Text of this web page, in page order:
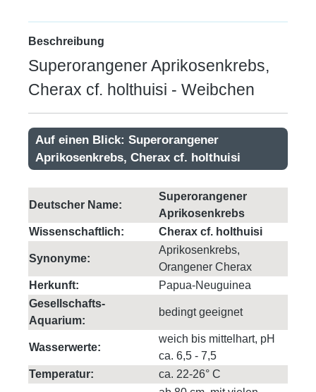
Beschreibung
Superorangener Aprikosenkrebs,
Cherax cf. holthuisi - Weibchen
Auf einen Blick: Superorangener
Aprikosenkrebs, Cherax cf. holthuisi
Deutscher Name:
Superorangener
Aprikosenkrebs
Wissenschaftlich:
Cherax cf. holthuisi
Synonyme:
Aprikosenkrebs,
Orangener Cherax
Herkunft:
Papua-Neuguinea
Gesellschafts-
Aquarium:
bedingt geeignet
Wasserwerte:
weich bis mittelhart, pH
ca. 6,5 - 7,5
Temperatur:
ca. 22-26° C